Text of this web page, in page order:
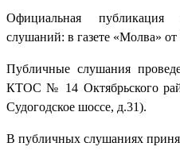
Официальная
слушаний: в газете «Молва»
Публичные слушания
КТОС № 14 Октябрьского
Судогодское шоссе, д.31).
В публичных слушаниях